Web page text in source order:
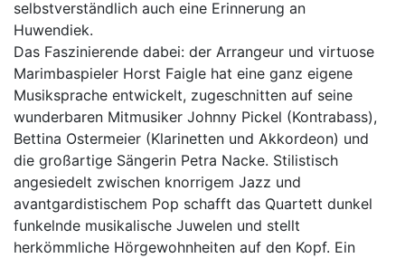
selbstverständlich auch eine Erinnerung an
Huwendiek.
Das Faszinierende dabei: der Arrangeur und virtuose
Marimbaspieler Horst Faigle hat eine ganz eigene
Musiksprache entwickelt, zugeschnitten auf seine
wunderbaren Mitmusiker Johnny Pickel (Kontrabass),
Bettina Ostermeier (Klarinetten und Akkordeon) und
die großartige Sängerin Petra Nacke. Stilistisch
angesiedelt zwischen knorrigem Jazz und
avantgardistischem Pop schafft das Quartett dunkel
funkelnde musikalische Juwelen und stellt
herkömmliche Hörgewohnheiten auf den Kopf. Ein